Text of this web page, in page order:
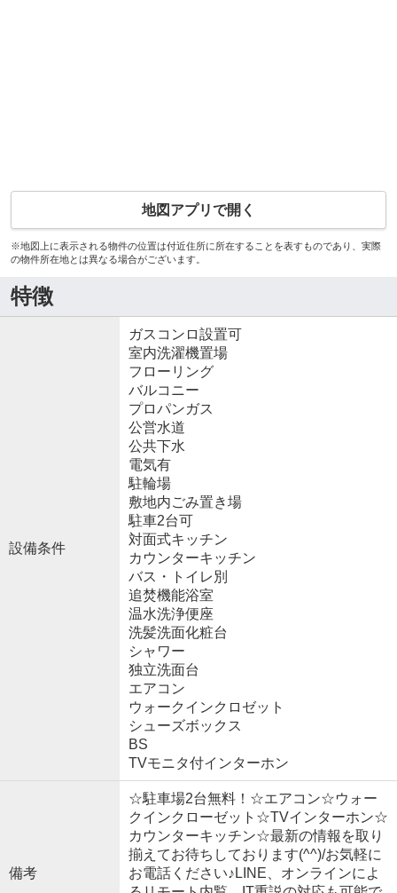
地図アプリで開く
※地図上に表示される物件の位置は付近住所に所在することを表すものであり、実際
の物件所在地とは異なる場合がございます。
特徴
設備条件
ガスコンロ設置可
室内洗濯機置場
フローリング
バルコニー
プロパンガス
公営水道
公共下水
電気有
駐輪場
敷地内ごみ置き場
駐車2台可
対面式キッチン
カウンターキッチン
バス・トイレ別
追焚機能浴室
温水洗浄便座
洗髪洗面化粧台
シャワー
独立洗面台
エアコン
ウォークインクロゼット
シューズボックス
BS
TVモニタ付インターホン
備考
☆駐車場2台無料！☆エアコン☆ウォー
クインクローゼット☆TVインターホン☆
カウンターキッチン☆最新の情報を取り
揃えてお待ちしております(^^)/お気軽に
お電話ください♪LINE、オンラインによ